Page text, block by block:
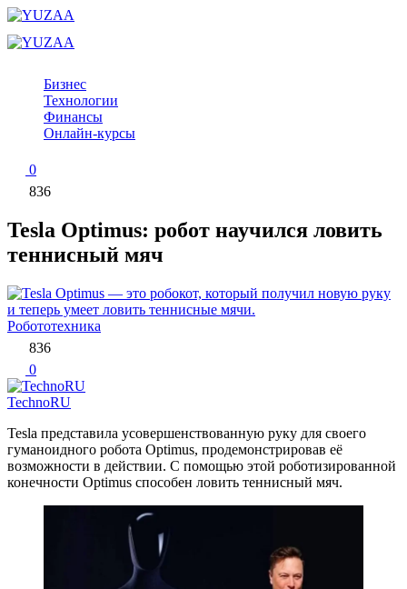
Перейти
контенту
Бизнес
Технологии
Финансы
Онлайн-курсы
0
836
Tesla Optimus: робот научился ловить
теннисный мяч
Робототехника
836
0
TechnoRU
Tesla представила усовершенствованную руку для своего
гуманоидного робота Optimus, продемонстрировав её
возможности в действии. С помощью этой роботизированной
конечности Optimus способен ловить теннисный мяч.